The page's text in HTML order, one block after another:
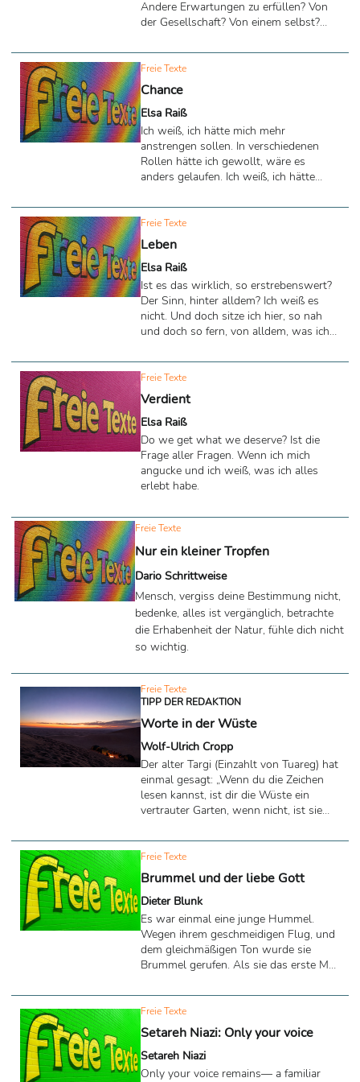
so lange fertig gemacht, bis ich nichts
sah außer ...
Andere Erwartungen zu erfüllen? Von
der Gesellschaft? Von einem selbst?
über seine Grenzen zu gehen? Perfekt
zu sein? Alles richtig zu machen? Was
heißt es überhaupt, Perfekt zu sein? Ich
weiß es nicht und auch nicht, was es
heißt Stolz zu sein. Aber…. …ich weiß,
was es nicht heißt. Wir sind Menschen.
Wir machen Fehler. Und wir lernen. Wir
sind nicht perfekt. Aber wir wollen es
sein. Der ...
Freie Texte
Chance
Elsa Raiß
Ich weiß, ich hätte mich mehr
anstrengen sollen. In verschiedenen
Rollen hätte ich gewollt, wäre es
anders gelaufen. Ich weiß, ich hätte
zerbombt von Schuldgefühlen, Qualen,
Reue. Und ich weine und schreie. Denn
„was wäre wenn“, wäre ich am
Gewinnen. In diesem Moment tue ich
nichts außer verlieren. Doch ich sah ein
Licht, was in mir blitzt, wie ein Schlag
des Schicksals, welches mir sagt: „Geh
deinen Weg“. Und ich gehe und ich
renne, bis mir meine Füße vom Leib ...
Freie Texte
Leben
Elsa Raiß
Ist es das wirklich, so erstrebenswert?
Der Sinn, hinter alldem? Ich weiß es
nicht. Und doch sitze ich hier, so nah
und doch so fern, von alldem, was ich
erleben. Aber kann ich nicht einfach, so
führen, das Leben? Was ich immer
wollte, die Freiheit, die Gestaltung
meines Herzens. Doch was mache ich
noch hier? Schmerzen, Trauer. Alles
überdenken. Und doch führt es zu
nichts. Nur zu einem Mix. Aus
Emotionen und Zielen, wie von vielen,
in einer Welt, wo man ...
Freie Texte
Verdient
Elsa Raiß
Do we get what we deserve? Ist die
Frage aller Fragen. Wenn ich mich
angucke und ich weiß, was ich alles
erlebt habe.
Freie Texte
Nur ein kleiner Tropfen
Dario Schrittweise
Mensch, vergiss deine Bestimmung nicht,
bedenke, alles ist vergänglich, betrachte
die Erhabenheit der Natur, fühle dich nicht
so wichtig.
Freie Texte
TIPP DER REDAKTION
Worte in der Wüste
Wolf-Ulrich Cropp
Der alter Targi (Einzahlt von Tuareg) hat
einmal gesagt: „Wenn du die Zeichen
lesen kannst, ist dir die Wüste ein
vertrauter Garten, wenn nicht, ist sie
Freie Texte
Brummel und der liebe Gott
Dieter Blunk
Es war einmal eine junge Hummel.
Wegen ihrem geschmeidigen Flug, und
dem gleichmäßigen Ton wurde sie
Brummel gerufen. Als sie das erste Mal
begeistert durch die Lüfte, und hatte
den Duft der Blütenpracht in sich
aufgesogen.
Freie Texte
Setareh Niazi: Only your voice
Setareh Niazi
Only your voice remains— a familiar